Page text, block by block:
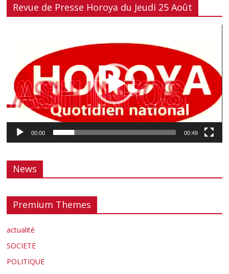
Revue de Presse Horoya du Jeudi 25 Août
00:00 00:49
News
Premium Themes
actualité
SOCIETE
POLITIQUE